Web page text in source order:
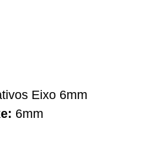
Eixo 6mm
6mm